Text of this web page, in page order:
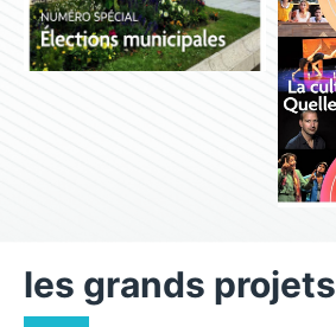
les grands projets